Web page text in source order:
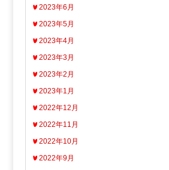
2023年6月
2023年5月
2023年4月
2023年3月
2023年2月
2023年1月
2022年12月
2022年11月
2022年10月
2022年9月